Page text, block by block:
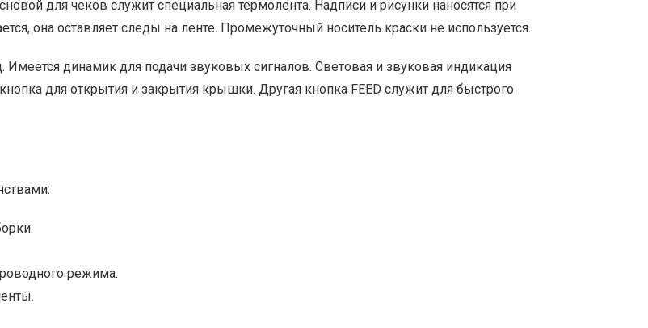
для чеков служит специальная термолента. Надписи и рисунки наносятся при
она оставляет следы на ленте. Промежуточный носитель краски не используется.
динамик для подачи звуковых сигналов. Световая и звуковая индикация
для открытия и закрытия крышки. Другая кнопка FEED служит для быстрого
режима.